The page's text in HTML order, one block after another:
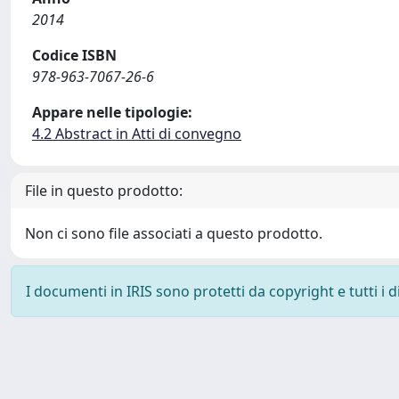
2014
Codice ISBN
978-963-7067-26-6
Appare nelle tipologie:
4.2 Abstract in Atti di convegno
File in questo prodotto:
Non ci sono file associati a questo prodotto.
I documenti in IRIS sono protetti da copyright e tutti i